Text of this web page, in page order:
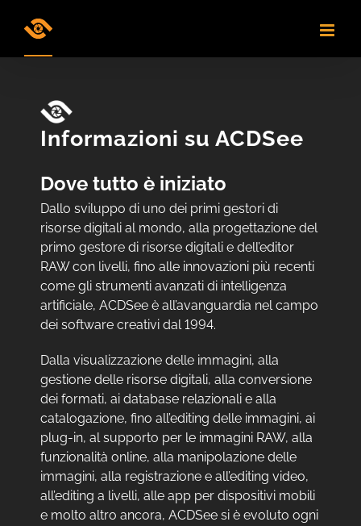
Informazioni su ACDSee
Dove tutto è iniziato
Dallo sviluppo di uno dei primi gestori di
risorse digitali al mondo, alla progettazione del
primo gestore di risorse digitali e dell’editor
RAW con livelli, fino alle innovazioni più recenti
come gli strumenti avanzati di intelligenza
artificiale, ACDSee è all’avanguardia nel campo
dei software creativi dal 1994.
Dalla visualizzazione delle immagini, alla
gestione delle risorse digitali, alla conversione
dei formati, ai database relazionali e alla
catalogazione, fino all’editing delle immagini, ai
plug-in, al supporto per le immagini RAW, alla
funzionalità online, alla manipolazione delle
immagini, alla registrazione e all’editing video,
all’editing a livelli, alle app per dispositivi mobili
e molto altro ancora, ACDSee si è evoluto ogni